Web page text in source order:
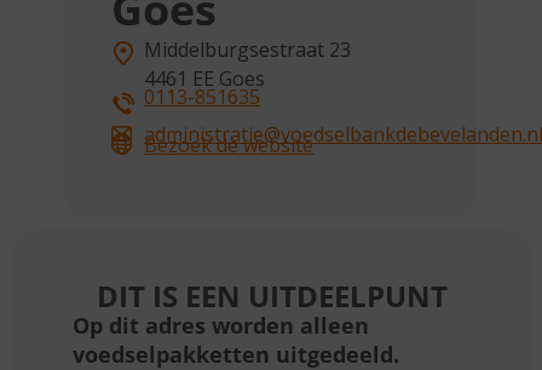
Middelburgsestraat 23
4461 EE Goes
0113-851635
administratie@voedselbankdebevelanden.nl
Bezoek de website
DIT IS EEN UITDEELPUNT
Op dit adres worden alleen
voedselpakketten uitgedeeld.